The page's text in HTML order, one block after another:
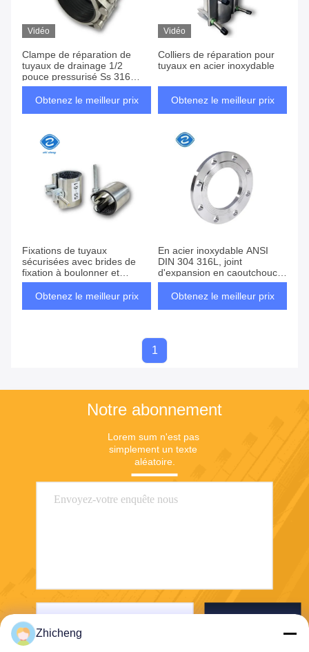
Vidéo
Clampe de réparation de
tuyaux de drainage 1/2
pouce pressurisé Ss 316
tuyaux d'huile
Obtenez le meilleur prix
Vidéo
Colliers de réparation pour
tuyaux en acier inoxydable
Obtenez le meilleur prix
Fixations de tuyaux
sécurisées avec brides de
fixation à boulonner et
boulon à tête hexagonale
Obtenez le meilleur prix
En acier inoxydable ANSI
DIN 304 316L, joint
d'expansion en caoutchouc
avec bride spéciale
Obtenez le meilleur prix
1
Notre abonnement
Lorem sum n'est pas
simplement un texte
aléatoire.
Zhicheng